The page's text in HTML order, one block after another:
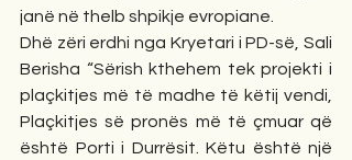
janë në thelb shpikje evropiane.
Dhë zëri erdhi nga Kryetari i PD-së, Sali
Berisha “Sërish kthehem tek projekti i
plaçkitjes më të madhe të këtij vendi,
Plaçkitjes së pronës më të çmuar që
është Porti i Durrësit. Këtu është një